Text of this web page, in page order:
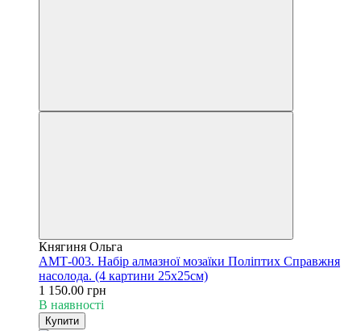
Княгиня Ольга
АМТ-003. Набір алмазної мозаїки Поліптих Справжня
насолода. (4 картини 25х25см)
1 150.00 грн
В наявності
Купити